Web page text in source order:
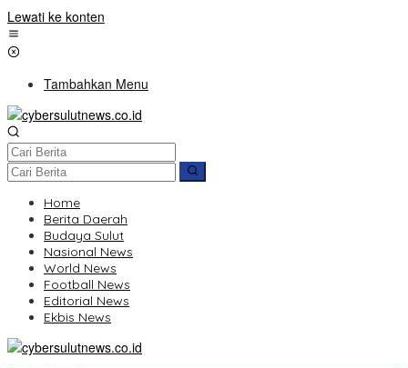
Lewati ke konten
Tambahkan Menu
Home
Berita Daerah
Budaya Sulut
Nasional News
World News
Football News
Editorial News
Ekbis News